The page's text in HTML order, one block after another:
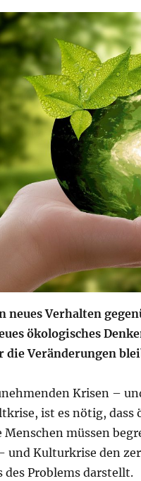
neues Verhalten
ökologisches
die Veränderungen
Krisen –
ist es nötig, dass
Menschen müssen
und Kulturkrise den
des Problems darstellt.